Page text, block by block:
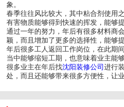
象。
春季往往风比较大，其中粘合剂使用
有害物质能够得到快速的挥发，能够
通过一年的努力，年后有很多材料商
颖，而且增加了更多的选择性，能够
年后很多工人返回工作岗位，在此期
当中能够缩短工期，也意味着业主能
很多业主在年后找沈阳装修公司进行
处，而且还能够带来很多方便性，让